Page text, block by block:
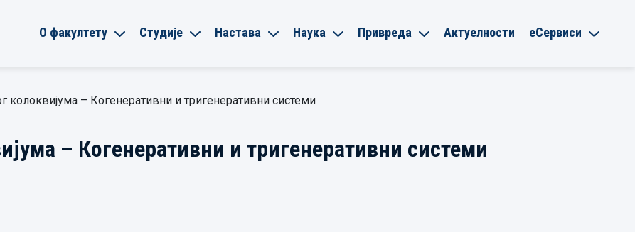
О факултету Студије Настава Наука Привреда Актуелности еСервиси
колоквијума – Когенеративни и тригенеративни системи
– Когенеративни и тригенеративни системи